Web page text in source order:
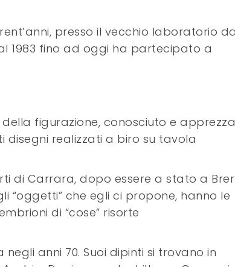
presso il vecchio laboratorio da
1983 fino ad oggi ha partecipato a
figurazione, conosciuto e
realizzati a biro su tavola
di Carrara, dopo essere a stato a
“oggetti” che egli ci propone, hanno le
di “cose” risorte
anni 70. Suoi dipinti si trovano in